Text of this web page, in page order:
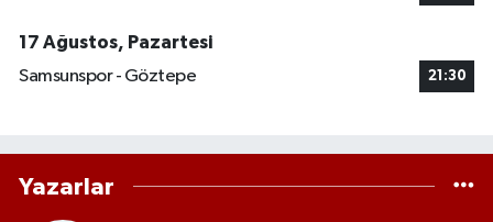
17 Ağustos, Pazartesi
Samsunspor - Göztepe
21:30
Yazarlar